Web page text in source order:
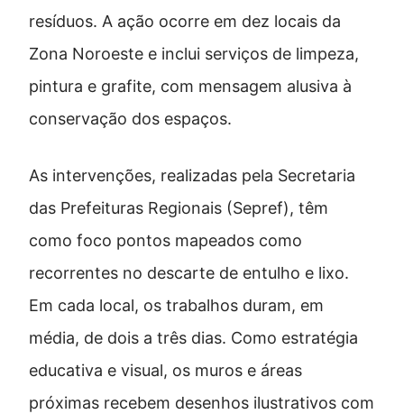
resíduos. A ação ocorre em dez locais da
Zona Noroeste e inclui serviços de limpeza,
pintura e grafite, com mensagem alusiva à
conservação dos espaços.
As intervenções, realizadas pela Secretaria
das Prefeituras Regionais (Sepref), têm
como foco pontos mapeados como
recorrentes no descarte de entulho e lixo.
Em cada local, os trabalhos duram, em
média, de dois a três dias. Como estratégia
educativa e visual, os muros e áreas
próximas recebem desenhos ilustrativos com